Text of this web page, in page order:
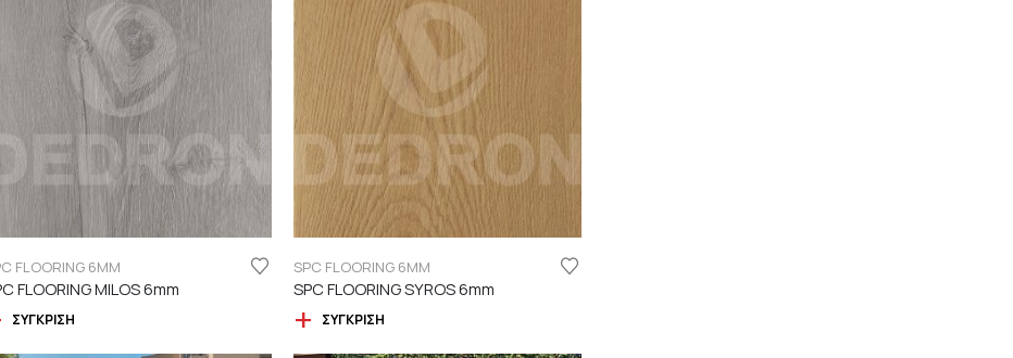
FLOORING 6MM
FLOORING MILOS 6mm
ΣΎΓΚΡΙΣΗ
SPC FLOORING 6MM
SPC FLOORING SYROS 6mm
ΣΎΓΚΡΙΣΗ